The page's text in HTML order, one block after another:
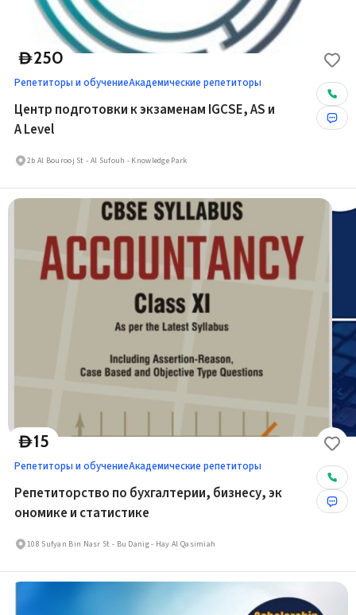
D250
Репетиторы и обучениеАкадемические репетиторы
Центр подготовки к экзаменам IGCSE, AS и
A Level
2b Al Bourooj St - Al Sufouh - Knowledge Park
D15
Репетиторы и обучениеАкадемические репетиторы
Репетиторство по бухгалтерии, бизнесу, эк
ономике и статистике
108 Sufyan Bin Nasr St - Bu Danig - Hay Al Qasimiah